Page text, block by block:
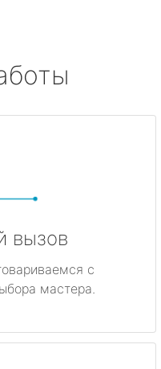
вызов
с
мастера.